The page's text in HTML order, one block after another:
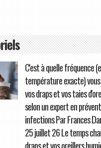
C'est à quelle fréquence
température exacte)
vos draps et vos taies
selon un expert en
infections Par Frances
25 juillet 26 Le temps
draps et vos oreillers